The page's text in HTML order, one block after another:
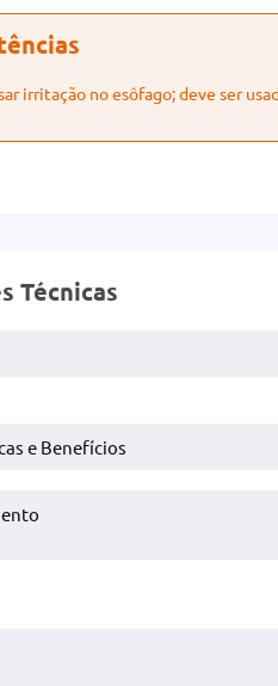
irritação no esôfago; deve ser
Técnicas
e Benefícios